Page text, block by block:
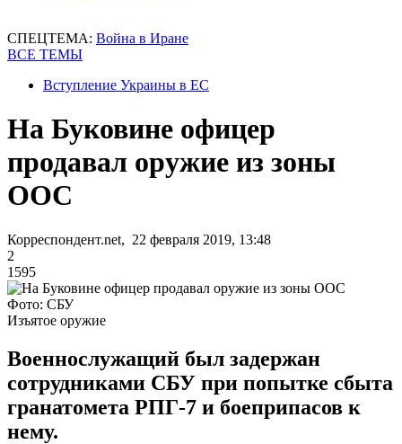
СПЕЦТЕМА: Война в Иране
ВСЕ ТЕМЫ
Вступление Украины в ЕС
На Буковине офицер
продавал оружие из зоны
ООС
Корреспондент.net, 22 февраля 2019, 13:48
2
1595
Фото: СБУ
Изъятое оружие
Военнослужащий был задержан
сотрудниками СБУ при попытке сбыта
гранатомета РПГ-7 и боеприпасов к
нему.